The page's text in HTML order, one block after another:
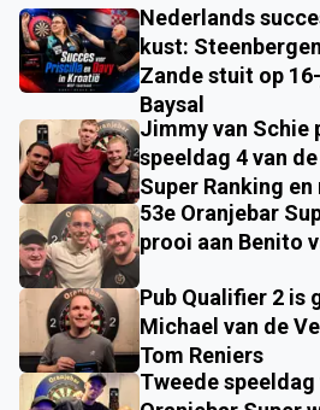
Nederlands
kust:
Zande stuit op
Baysal
Jimmy van Schie
speeldag 4 van
Super Ranking
53e Oranjebar
prooi aan Benito
Pub Qualifier 2 is
Michael van de
Tom Reniers
Tweede speeldag